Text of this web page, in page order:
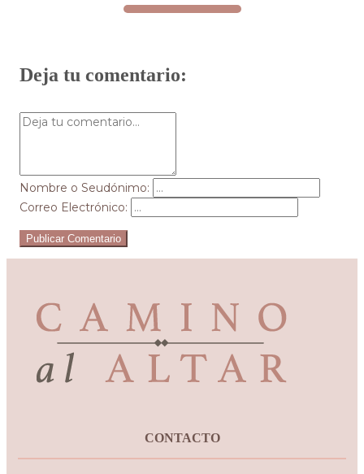
Deja tu comentario:
Nombre o Seudónimo:
Correo Electrónico:
Publicar Comentario
CONTACTO